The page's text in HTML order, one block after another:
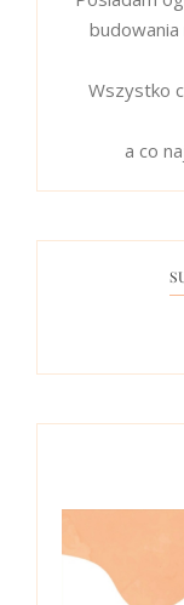
Wszystko
a co